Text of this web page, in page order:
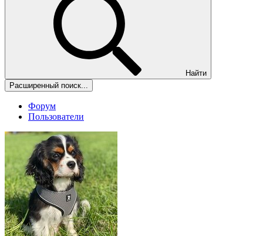
Найти
Расширенный поиск...
Форум
Пользователи